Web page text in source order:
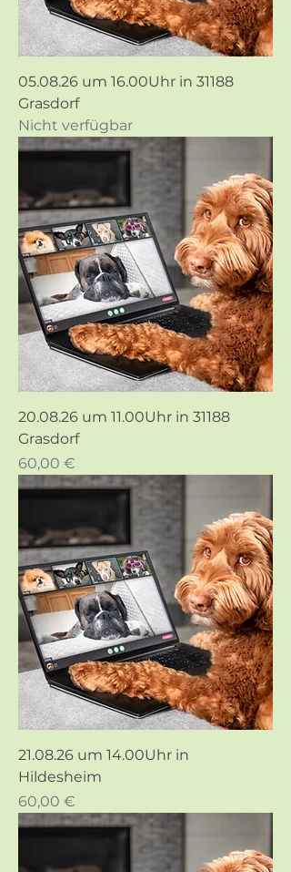
05.08.26 um 16.00Uhr in 31188
Grasdorf
Nicht verfügbar
20.08.26 um 11.00Uhr in 31188
Grasdorf
Preis
60,00 €
21.08.26 um 14.00Uhr in
Hildesheim
Preis
60,00 €